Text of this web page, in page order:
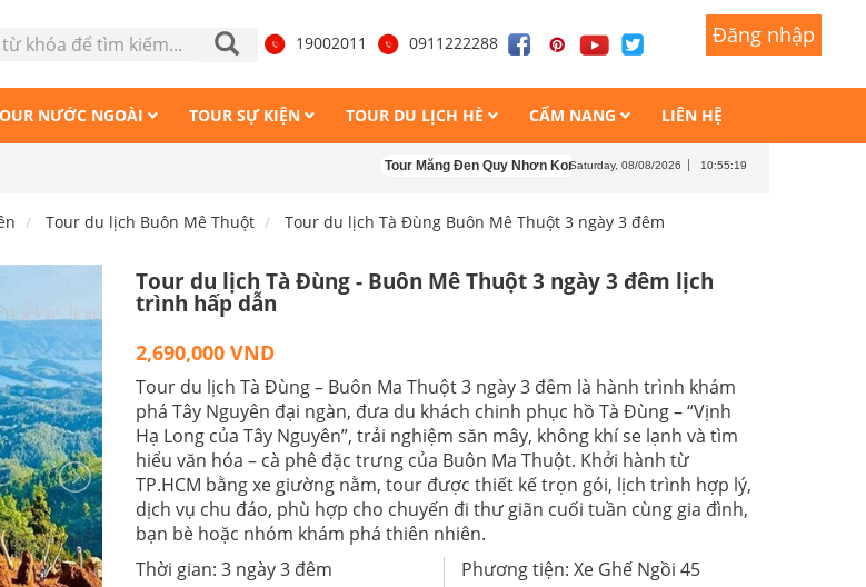
Đăng nhập
19002011 0911222288 Đăng nhập
NƯỚC NGOÀI TOUR SỰ KIỆN TOUR DU LỊCH HÈ CẨM NANG LIÊN HỆ
Tour Măng Đen Quy Nhơn Kon Tum 4 ngày 4 đêm Tour Măng Đen - Kon Tum - Buôn
Saturday, 08/08/2026 10:55:21
Tour du lịch Buôn Mê Thuột Tour du lịch Tà Đùng Buôn Mê Thuột 3 ngày 3 đêm
Tour du lịch Tà Đùng - Buôn Mê Thuột 3 ngày 3 đêm lịch
trình hấp dẫn
2,690,000 VND
Tour du lịch Tà Đùng – Buôn Ma Thuột 3 ngày 3 đêm là hành trình khám
phá Tây Nguyên đại ngàn, đưa du khách chinh phục hồ Tà Đùng – “Vịnh
Hạ Long của Tây Nguyên”, trải nghiệm săn mây, không khí se lạnh và tìm
hiểu văn hóa – cà phê đặc trưng của Buôn Ma Thuột. Khởi hành từ
TP.HCM bằng xe giường nằm, tour được thiết kế trọn gói, lịch trình hợp lý,
dịch vụ chu đáo, phù hợp cho chuyến đi thư giãn cuối tuần cùng gia đình,
bạn bè hoặc nhóm khám phá thiên nhiên.
Thời gian: 3 ngày 3 đêm
Phương tiện: Xe Ghế Ngồi 45